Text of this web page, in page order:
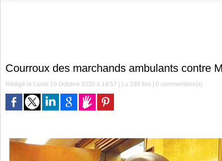
Courroux des marchands ambulants contre
Rédigé le Lundi 19 Octobre 2020 à 18:57 | Lu 295 fois |0 commentaire(s)